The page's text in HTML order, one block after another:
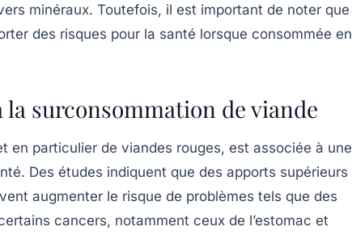
minéraux. Toutefois, il est important de noter que
des risques pour la santé lorsque consommée en
surconsommation de viande
en particulier de viandes rouges, est associée à une
Des études indiquent que des apports supérieurs
augmenter le risque de problèmes tels que des
cancers, notamment ceux de l’estomac et